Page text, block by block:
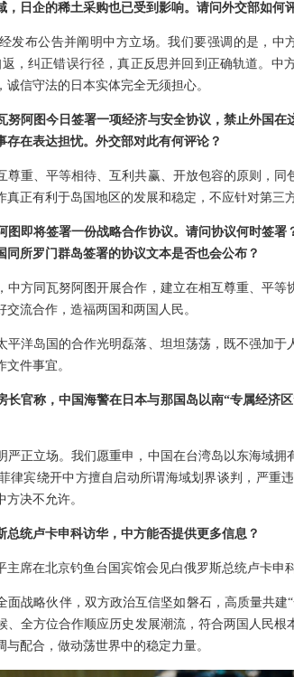
，日企的稀土采购也已受到影响。请问外交部如何
发布公告并阐明中方立场。我们要强调的是，
，纠正错误行径，真正反思并回到正确轨道。
信守法的日本实体完全无须担心。
努阿图今日签署一项经济与安全协议，禁止外国
在表达担忧。外交部对此有何评论？
尊重、平等相待、互利共赢、开放包容的原则，
正有利于岛国地区的发展和稳定，不应针对第三
图即将签署一份战略合作协议。请问协议何时签
所罗门群岛签署的协议文本是否也会公布？
中方同瓦努阿图开展合作，建立在相互尊重、平
流合作，造福两国和两国人民。
平洋岛国的合作光明磊落、坦坦荡荡，既不强加
件事宜。
长官称，中国海警在日本与那国岛以南“专属经济
严正立场。我们愿重申，中国在台湾岛以东海域
律宾绕开中方擅自启动所谓海域划界谈判，严重
决不允许。
总统卢卡申科访华，中方能否提供更多信息？
主席在北京钓鱼台国宾馆会见白俄罗斯总统卢卡申
面战略伙伴，双方政治互信坚如磐石，高质量共
、全方位合作顺应历史发展潮流，符合两国人民
配合，做动荡世界中的稳定力量。